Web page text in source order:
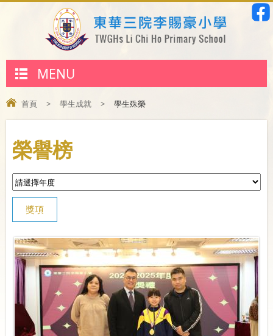
MENU
首頁 > 學生成就 > 學生殊榮
榮譽榜
獎項